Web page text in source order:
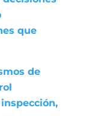
que
de